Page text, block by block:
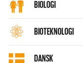
BIOLOGI
BIOTEKNOLOGI
DANSK